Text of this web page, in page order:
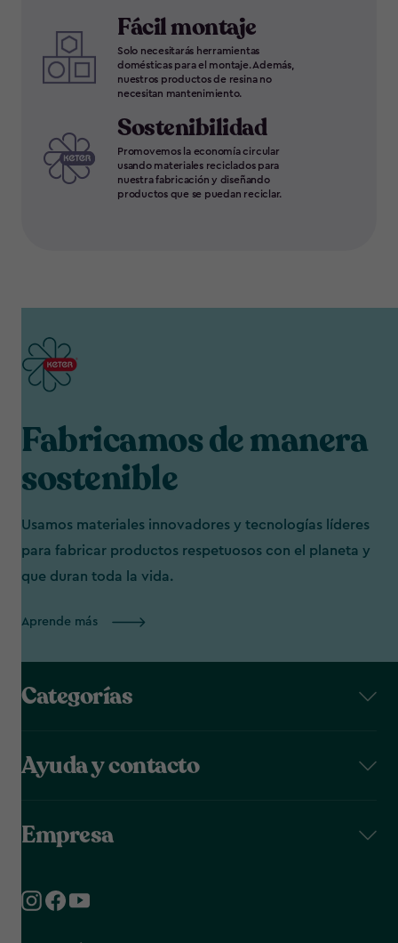
Fácil montaje
Solo necesitarás herramientas
domésticas para el montaje. Además,
nuestros productos de resina no
necesitan mantenimiento.
Sostenibilidad
Promovemos la economía circular
usando materiales reciclados para
nuestra fabricación y diseñando
productos que se puedan reciclar.
Fabricamos de manera
sostenible
Usamos materiales innovadores y tecnologías líderes
para fabricar productos respetuosos con el planeta y
que duran toda la vida.
Aprende más
Categorías
Ayuda y contacto
Empresa